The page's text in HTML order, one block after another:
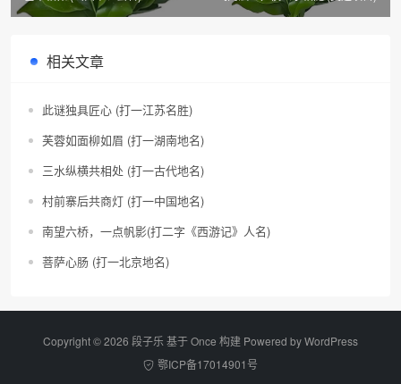
相关文章
此谜独具匠心 (打一江苏名胜)
芙蓉如面柳如眉 (打一湖南地名)
三水纵横共相处 (打一古代地名)
村前寨后共商灯 (打一中国地名)
南望六桥，一点帆影(打二字《西游记》人名)
菩萨心肠 (打一北京地名)
Copyright © 2026 段子乐 基于 Once 构建 Powered byWordPress
鄂ICP备17014901号